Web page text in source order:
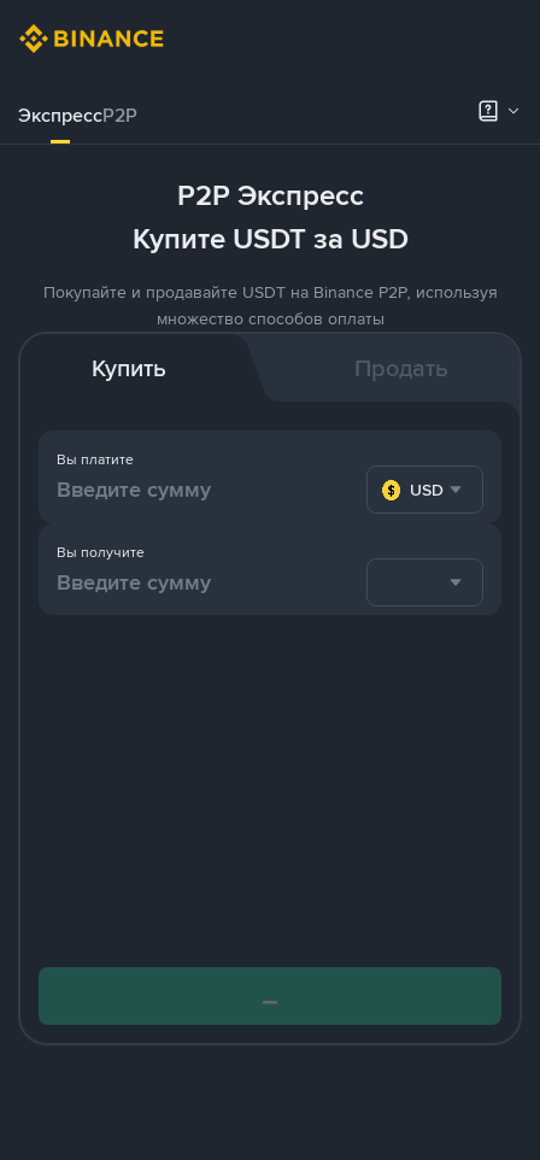
ЭкспрессP2P
P2P Экспресс
Купите USDT за USD
Покупайте и продавайте USDT на Binance P2P, используя
множество способов оплаты
Купить Продать
Вы платите
USD
Вы получите